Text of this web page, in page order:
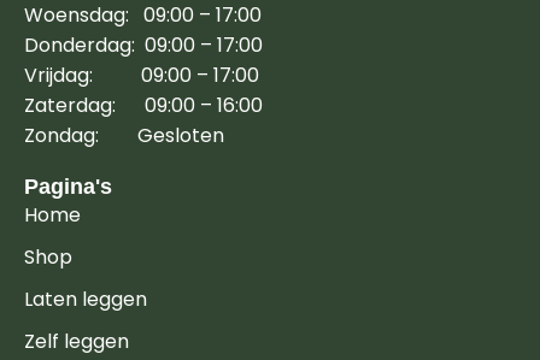
Woensdag: 09:00 – 17:00
Donderdag: 09:00 – 17:00
Vrijdag: 09:00 – 17:00
Zaterdag: 09:00 – 16:00
Zondag: Gesloten
Pagina's
Home
Shop
Laten leggen
Zelf leggen